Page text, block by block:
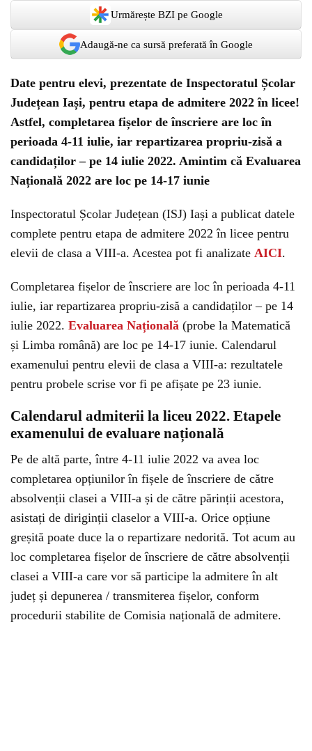
Urmărește BZI pe Google
Adaugă-ne ca sursă preferată în Google
Date pentru elevi, prezentate de Inspectoratul Școlar
Județean Iași, pentru etapa de admitere 2022 în licee!
Astfel, completarea fișelor de înscriere are loc în
perioada 4-11 iulie, iar repartizarea propriu-zisă a
candidaților – pe 14 iulie 2022. Amintim că Evaluarea
Națională 2022 are loc pe 14-17 iunie
Inspectoratul Școlar Județean (ISJ) Iași a publicat datele
complete pentru etapa de admitere 2022 în licee pentru
elevii de clasa a VIII-a. Acestea pot fi analizate AICI.
Completarea fișelor de înscriere are loc în perioada 4-11
iulie, iar repartizarea propriu-zisă a candidaților – pe 14
iulie 2022. Evaluarea Națională (probe la Matematică
și Limba română) are loc pe 14-17 iunie. Calendarul
examenului pentru elevii de clasa a VIII-a: rezultatele
pentru probele scrise vor fi pe afișate pe 23 iunie.
Calendarul admiterii la liceu 2022. Etapele
examenului de evaluare națională
Pe de altă parte, între 4-11 iulie 2022 va avea loc
completarea opțiunilor în fișele de înscriere de către
absolvenții clasei a VIII-a și de către părinții acestora,
asistați de diriginții claselor a VIII-a. Orice opțiune
greșită poate duce la o repartizare nedorită. Tot acum au
loc completarea fișelor de înscriere de către absolvenții
clasei a VIII-a care vor să participe la admitere în alt
județ și depunerea / transmiterea fișelor, conform
procedurii stabilite de Comisia națională de admitere.